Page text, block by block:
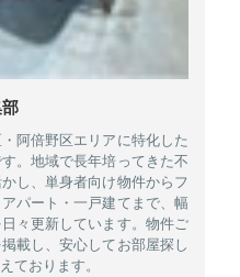
阿倍野区エリアに特化した
。地域で長年培ってきた不
し、単身者向け物件からフ
パート・一戸建てまで、幅
々更新しています。物件ご
載し、安心してお部屋探し
ております。